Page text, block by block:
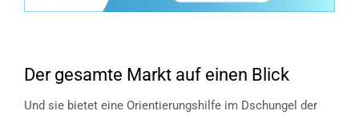
Der gesamte Markt auf einen Blick
Und sie bietet eine Orientierungshilfe im Dschungel der